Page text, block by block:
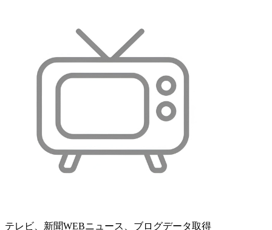
テレビ、新聞WEBニュース、ブログデータ取得